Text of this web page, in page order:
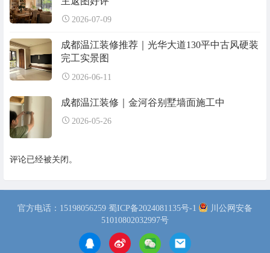
2026-07-09
成都温江装修推荐｜光华大道130平中古风硬装
完工实景图
2026-06-11
成都温江装修｜金河谷别墅墙面施工中
2026-05-26
评论已经被关闭。
官方电话：15198056259 蜀ICP备2024081135号-1
川公网安备
51010802032997号